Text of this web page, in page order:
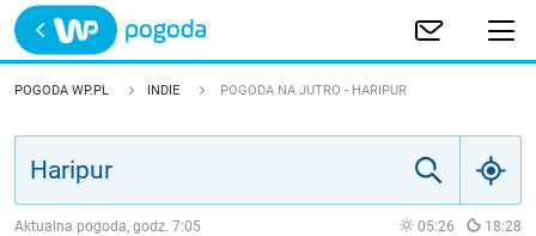
Trwa ładowanie
POLSKA
POGODA WP.PL INDIE POGODA NA JUTRO - HARIPUR
Aktualna pogoda, godz. 7:05 05:26 18:28